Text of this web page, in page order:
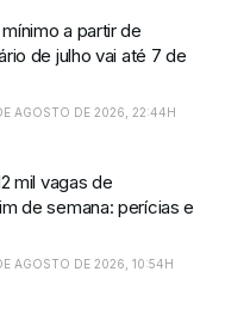
a partir de
de julho vai até 7 de
AGOSTO DE 2026, 22:44H
mil vagas de
de semana: perícias e
AGOSTO DE 2026, 10:54H